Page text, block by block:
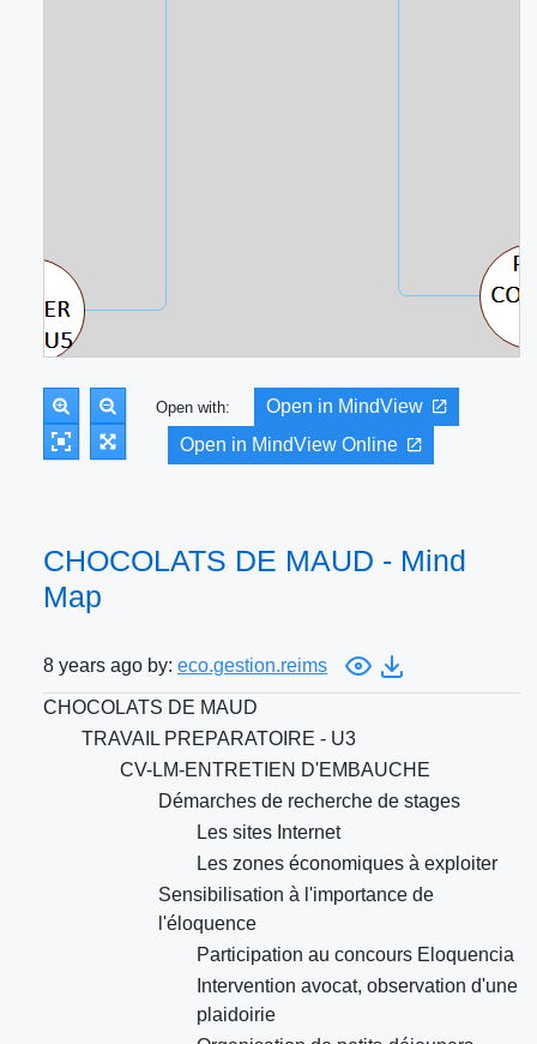
Open with:
Open in MindView
Open in MindView Online
CHOCOLATS DE MAUD - Mind
Map
8 years ago by: eco.gestion.reims
CHOCOLATS DE MAUD
TRAVAIL PREPARATOIRE - U3
CV-LM-ENTRETIEN D'EMBAUCHE
Démarches de recherche de stages
Les sites Internet
Les zones économiques à exploiter
Sensibilisation à l'importance de
l'éloquence
Participation au concours Eloquencia
Intervention avocat, observation d'une
plaidoirie